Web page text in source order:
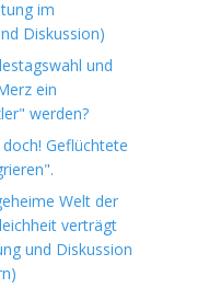
im
Diskussion)
und
ein
werden?
Geflüchtete
Welt der
verträgt
und Diskussion